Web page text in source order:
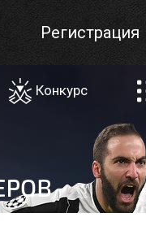
Регистрация
Конкурс